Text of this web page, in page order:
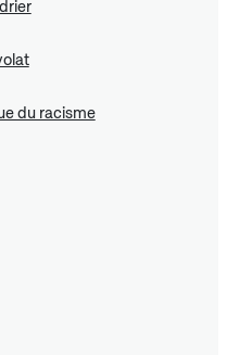
du racisme